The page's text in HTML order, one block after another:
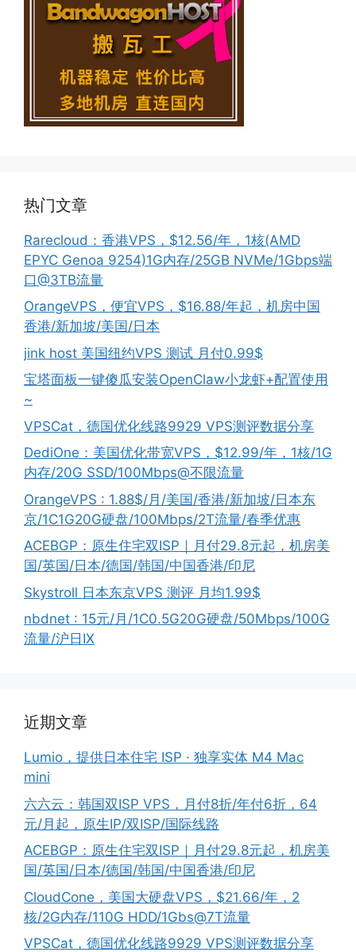
热门文章
Rarecloud：香港VPS，$12.56/年，1核(AMD
EPYC Genoa 9254)1G内存/25GB NVMe/1Gbps端
口@3TB流量
OrangeVPS，便宜VPS，$16.88/年起，机房中国
香港/新加坡/美国/日本
jink host 美国纽约VPS 测试 月付0.99$
宝塔面板一键傻瓜安装OpenClaw小龙虾+配置使用
~
VPSCat，德国优化线路9929 VPS测评数据分享
DediOne：美国优化带宽VPS，$12.99/年，1核/1G
内存/20G SSD/100Mbps@不限流量
OrangeVPS : 1.88$/月/美国/香港/新加坡/日本东
京/1C1G20G硬盘/100Mbps/2T流量/春季优惠
ACEBGP：原生住宅双ISP｜月付29.8元起，机房美
国/英国/日本/德国/韩国/中国香港/印尼
Skystroll 日本东京VPS 测评 月均1.99$
nbdnet : 15元/月/1C0.5G20G硬盘/50Mbps/100G
流量/沪日IX
近期文章
Lumio，提供日本住宅 ISP · 独享实体 M4 Mac
mini
六六云：韩国双ISP VPS，月付8折/年付6折，64
元/月起，原生IP/双ISP/国际线路
ACEBGP：原生住宅双ISP｜月付29.8元起，机房美
国/英国/日本/德国/韩国/中国香港/印尼
CloudCone，美国大硬盘VPS，$21.66/年，2
核/2G内存/110G HDD/1Gbs@7T流量
VPSCat，德国优化线路9929 VPS测评数据分享